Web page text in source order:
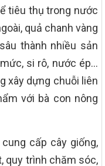
tiêu thụ trong nước
quả chanh vàng
thành nhiều sản
si rô, nước ép…
xây dựng chuỗi liên
với bà con nông
cấp cây giống,
quy trình chăm sóc,